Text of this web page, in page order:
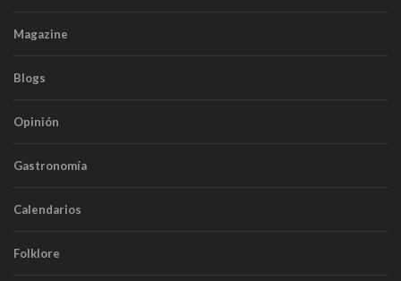
Magazine
Blogs
Opinión
Gastronomía
Calendarios
Folklore